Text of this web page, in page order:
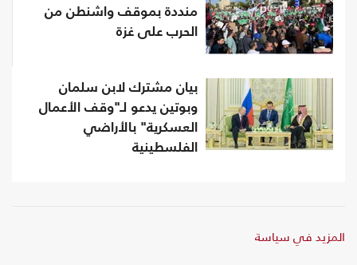
منددة بموقف واشنطن من
الحرب على غزة
بيان مشترك لابن سلمان
وبوتين يدعو لـ"وقف الأعمال
العسكرية" بالأراضي
الفلسطينية
المزيد في سياسة